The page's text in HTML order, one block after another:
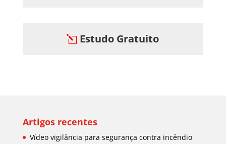
Estudo Gratuito
Artigos recentes
Vídeo vigilância para segurança contra incêndio